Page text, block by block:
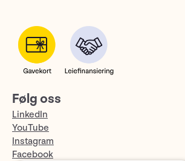
Følg oss
LinkedIn
YouTube
Instagram
Facebook